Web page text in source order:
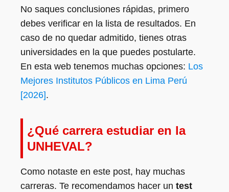
No saques conclusiones rápidas, primero
debes verificar en la lista de resultados. En
caso de no quedar admitido, tienes otras
universidades en la que puedes postularte.
En esta web tenemos muchas opciones: Los
Mejores Institutos Públicos en Lima Perú
[2026].
¿Qué carrera estudiar en la
UNHEVAL?
Como notaste en este post, hay muchas
carreras. Te recomendamos hacer un test